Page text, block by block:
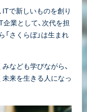
で新しいものを創り
業として、次代を担
さくらぼ」は生まれ
なども学びながら、
未来を生きる人になっ